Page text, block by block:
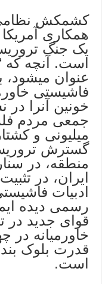
کشمکش نظامی
همکاری
یک جنگ
است. آنچه که
عنوان میشود،
فاشیستی
خونین آنرا
جمعی مردم
میلیونی و
گسترش
منطقه، در
ایران، در
ادبیات
رسمی دیده
قوای جدید در
خاورمیانه در
قدرت بلوک
است.